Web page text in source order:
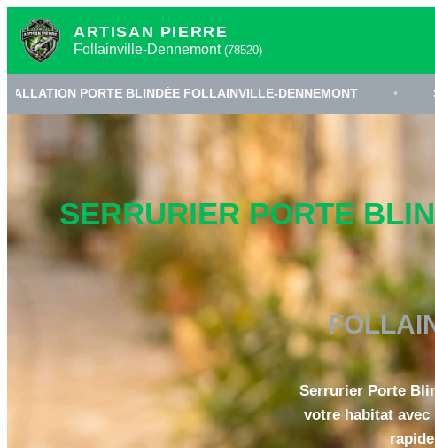
ARTISAN PIERRE
Follainville-Dennemont (78520)
BLINDÉE FOLLAINVILLE-DENNEMONT • SERRURIER
SERRURIER PORTE
Serrurier Porte
votre habitat avec